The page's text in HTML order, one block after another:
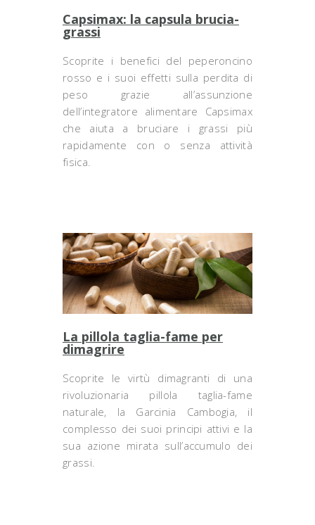
Capsimax: la capsula brucia-
grassi
Scoprite i benefici del peperoncino
rosso e i suoi effetti sulla perdita di
peso grazie all’assunzione
dell’integratore alimentare Capsimax
che aiuta a bruciare i grassi più
rapidamente con o senza attività
fisica.
La pillola taglia-fame per
dimagrire
Scoprite le virtù dimagranti di una
rivoluzionaria pillola taglia-fame
naturale, la Garcinia Cambogia, il
complesso dei suoi principi attivi e la
sua azione mirata sull’accumulo dei
grassi.